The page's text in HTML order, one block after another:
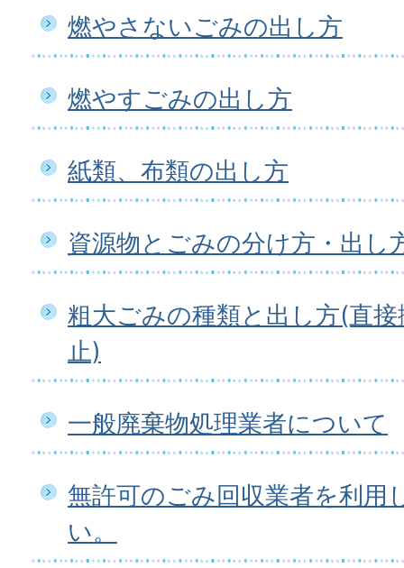
燃やさないごみの出し方
燃やすごみの出し方
紙類、布類の出し方
資源物とごみの分け方・出し
粗大ごみの種類と出し方(直
止)
一般廃棄物処理業者について
無許可のごみ回収業者を利用
い。